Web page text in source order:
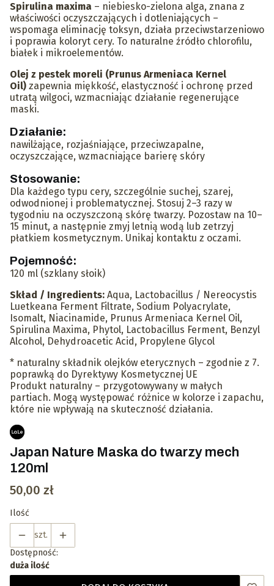
Spirulina maxima – niebiesko-zielona alga, znana z
właściwości oczyszczających i dotleniających –
wspomaga eliminację toksyn, działa przeciwstarzeniowo
i poprawia koloryt cery. To naturalne źródło chlorofilu,
białek i mikroelementów.
Olej z pestek moreli (Prunus Armeniaca Kernel
Oil) zapewnia miękkość, elastyczność i ochronę przed
utratą wilgoci, wzmacniając działanie regenerujące
maski.
Działanie:
nawilżające, rozjaśniające, przeciwzapalne,
oczyszczające, wzmacniające barierę skóry
Stosowanie:
Dla każdego typu cery, szczególnie suchej, szarej,
odwodnionej i problematycznej. Stosuj 2–3 razy w
tygodniu na oczyszczoną skórę twarzy. Pozostaw na 10–
15 minut, a następnie zmyj letnią wodą lub zetrzyj
płatkiem kosmetycznym. Unikaj kontaktu z oczami.
Pojemność:
120 ml (szklany słoik)
Skład / Ingredients: Aqua, Lactobacillus / Nereocystis
Luetkeana Ferment Filtrate, Sodium Polyacrylate,
Isomalt, Niacinamide, Prunus Armeniaca Kernel Oil,
Spirulina Maxima, Phytol, Lactobacillus Ferment, Benzyl
Alcohol, Dehydroacetic Acid, Propylene Glycol
* naturalny składnik olejków eterycznych – zgodnie z 7.
poprawką do Dyrektywy Kosmetycznej UE
Produkt naturalny – przygotowywany w małych
partiach. Mogą występować różnice w kolorze i zapachu,
które nie wpływają na skuteczność działania.
Japan Nature Maska do twarzy mech
120ml
Cena
50,00 zł
Ilość
szt.
Dostępność:
duża ilość